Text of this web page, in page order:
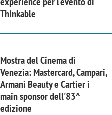
Thinkable
Mostra del Cinema di
Venezia: Mastercard, Campari,
Armani Beauty e Cartier i
main sponsor dell'83^
edizione